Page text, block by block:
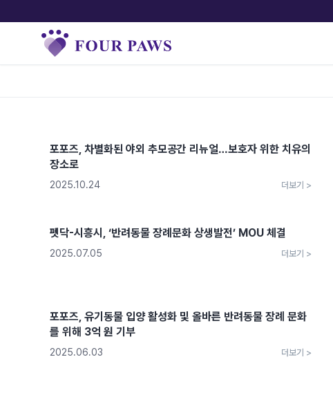
포포즈, 차별화된 야외 추모공간 리뉴얼…보호자 위한 치유의
장소로
2025.10.24 더보기 >
펫닥-시흥시, ‘반려동물 장례문화 상생발전’ MOU 체결
2025.07.05 더보기 >
포포즈, 유기동물 입양 활성화 및 올바른 반려동물 장례 문화
를 위해 3억 원 기부
2025.06.03 더보기 >